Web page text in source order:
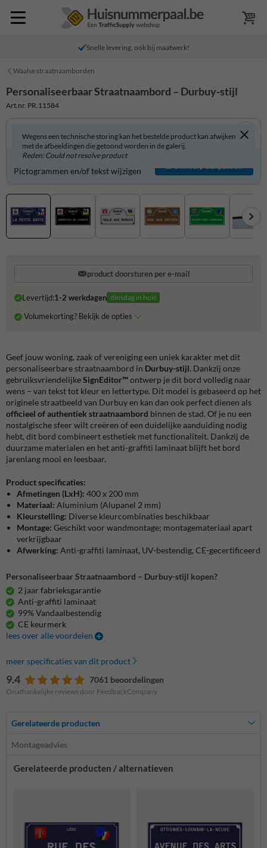
Snelle levering, ook bij maatwerk!
Waalse straatnaamborden
Personaliseerbaar Straatnaambord – Durbuy-stijl
Art.nr. PR.11584
Wegens een technische storing kan het bestelde product kan afwijken
met de afbeeldingen die getoond worden in de galerij.
Reden: Could not resolve product
Product zelf aanpassen?
Pictogrammen en/of tekst wijzigen
Ontwerp aanpassen
product doorsturen per e-mail
Levertijd:1-2 werkdagen dinsdag in huis
Volumekorting? Bekijk de opties
Geef jouw woning, zaak of vereniging een uniek karakter met dit
personaliseerbare straatnaambord in Durbuy-stijl. Dankzij onze
gebruiksvriendelijkeSignEditor™ontwerp je dit bord volledig naar
wens – van tekst tot kleur en lettertype. Dit model is gebaseerd op het
originele straatbeeld van Durbuy en kan dan ook perfect dienen als
officieel of authentiek straatnaambord binnen de stad. Of je nu een
nostalgische sfeer wilt creëren of een duidelijke aanduiding nodig
hebt, dit bord combineert esthetiek met functionaliteit. Dankzij de
duurzame materialen en het anti-graffiti laminaat blijft het bord
jarenlang mooi en leesbaar.
Product specificaties:
Afmetingen (LxH): 400 x 200 mm
Materiaal: Aluminium (Alupanel 2 mm)
Kleurstelling: Diverse kleurcombinaties beschikbaar
Montage: Geschikt voor wandmontage; montagemateriaal apart
verkrijgbaar
Afwerking: Anti-graffiti laminaat, UV-bestendig, CE-gecertificeerd
Personaliseerbaar Straatnaambord – Durbuy-stijl kopen?
2 jaar fabrieksgarantie
Anti-graffiti laminaat
99% Vandaalbestendig
CE keurmerk
lees over alle voordelen
meer specificaties van dit product
9.4 7061 beoordelingen
Onafhankelijke reviews door FeedbackCompany
Gerelateerde producten
Montageadvies
Gerelateerde producten / alternatieven